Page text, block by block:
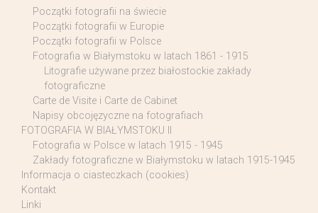
Początki fotografii na świecie
Początki fotografii w Europie
Początki fotografii w Polsce
Fotografia w Białymstoku w latach 1861 - 1915
Litografie używane przez białostockie zakłady
fotograficzne
Carte de Visite i Carte de Cabinet
Napisy obcojęzyczne na fotografiach
FOTOGRAFIA W BIAŁYMSTOKU II
Fotografia w Polsce w latach 1915 - 1945
Zakłady fotograficzne w Białymstoku w latach 1915-1945
Informacja o ciasteczkach (cookies)
Kontakt
Linki